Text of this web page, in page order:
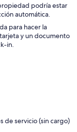
podría estar
automática.
para hacer la
y un documento
in.
de servicio (sin cargo)